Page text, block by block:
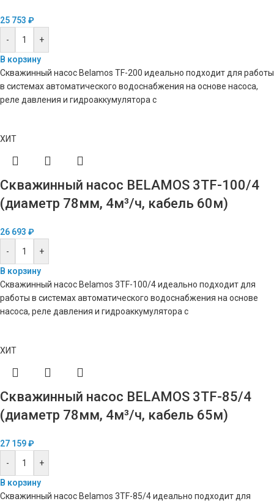
25 753 ₽
-
+
В корзину
Скважинный насос Belamos TF-200 идеально подходит для работы
в системах автоматического водоснабжения на основе насоса,
реле давления и гидроаккумулятора с
ХИТ
Скважинный насос BELAMOS 3TF-100/4
(диаметр 78мм, 4м³/ч, кабель 60м)
26 693 ₽
-
+
В корзину
Скважинный насос Belamos 3TF-100/4 идеально подходит для
работы в системах автоматического водоснабжения на основе
насоса, реле давления и гидроаккумулятора с
ХИТ
Скважинный насос BELAMOS 3TF-85/4
(диаметр 78мм, 4м³/ч, кабель 65м)
27 159₽
-
+
В корзину
Скважинный насос Belamos 3TF-85/4 идеально подходит для